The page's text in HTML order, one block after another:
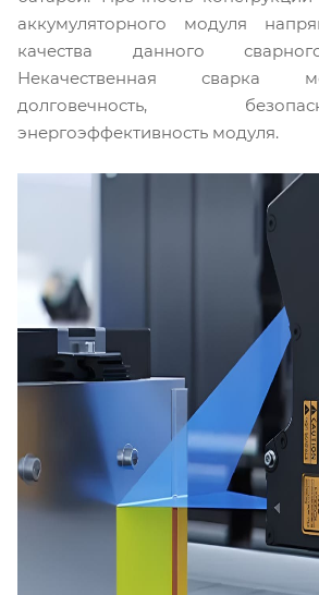
аккумуляторного модуля
качества данного
Некачественная сварка
долговечность,
энергоэффективность модуля.